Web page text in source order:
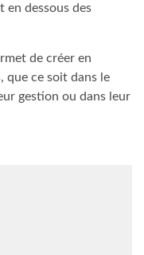
en dessous des
de créer en
que ce soit dans le
gestion ou dans leur